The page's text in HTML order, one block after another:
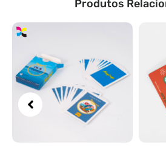
Produtos